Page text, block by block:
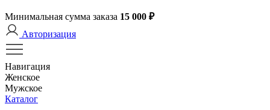
Минимальная сумма заказа 15 000 ₽
Авторизация
Навигация
Женское
Мужское
Каталог